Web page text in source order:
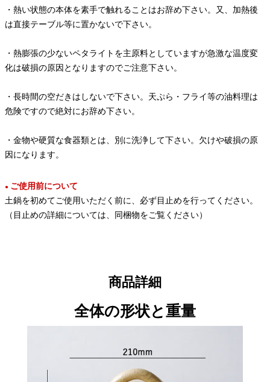
・熱い状態の本体を素手で触れることはお辞め下さい。又、加熱後
は直接テーブル等に置かないで下さい。
・熱膨張の少ないペタライトを主原料としていますが急激な温度変
化は破損の原因となりますのでご注意下さい。
・長時間の空だきはしないで下さい。天ぷら・フライ等の油料理は
危険ですので絶対にお辞め下さい。
・金物や硬質な食器類とは、別に洗浄して下さい。欠けや破損の原
因になります。
● ご使用前について
土鍋を初めてご使用いただく前に、必ず目止めを行ってください。
（目止めの詳細については、同梱物をご覧ください）
商品詳細
全体の形状と重量